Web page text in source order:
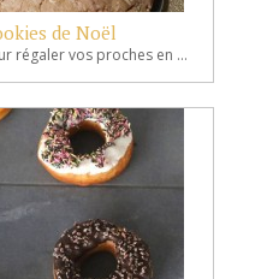
de Noël
Cookies de Noël idéaux pour régaler vos proches en période de fête.